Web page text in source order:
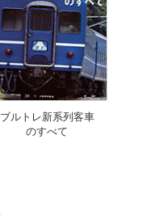
ブルトレ新系列客車
のすべて